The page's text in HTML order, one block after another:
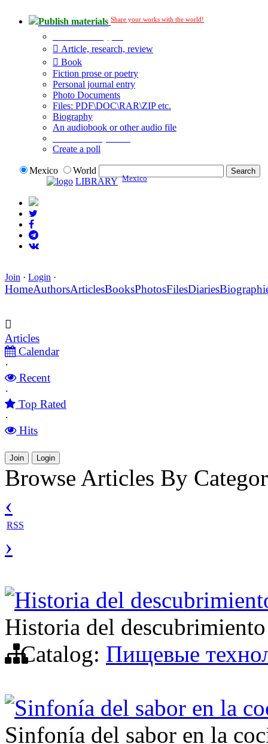
Publish materials Share your works with the world!
Article, research, review
Book
Fiction prose or poetry
Personal journal entry
Photo Documents
Files: PDF\DOC\RAR\ZIP etc.
Biography
An audiobook or other audio file
Create a poll
Mexico
World
LIBRARY Mexico
Join · Login ·
HomeAuthorsArticlesBooksPhotosFilesDiaries
Articles
Calendar
·
Recent
·
Top Rated
·
Hits
Join Login
Browse Articles By
‹
RSS
›
Historia del
Historia del
Catalog: Пищевые
Sinfonía del sabor en la
Sinfonía del sabor en la